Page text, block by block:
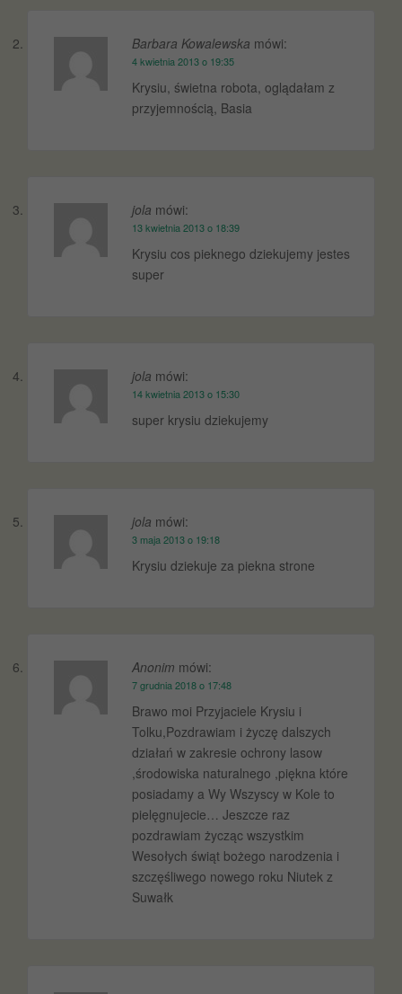
Barbara Kowalewska mówi:
4 kwietnia 2013 o 19:35
Krysiu, świetna robota, oglądałam z
przyjemnością, Basia
jola mówi:
13 kwietnia 2013 o 18:39
Krysiu cos pieknego dziekujemy jestes
super
jola mówi:
14 kwietnia 2013 o 15:30
super krysiu dziekujemy
jola mówi:
3 maja 2013 o 19:18
Krysiu dziekuje za piekna strone
Anonim mówi:
7 grudnia 2018 o 17:48
Brawo moi Przyjaciele Krysiu i
Tolku,Pozdrawiam i życzę dalszych
działań w zakresie ochrony lasow
,środowiska naturalnego ,piękna które
posiadamy a Wy Wszyscy w Kole to
pielęgnujecie… Jeszcze raz
pozdrawiam życząc wszystkim
Wesołych świąt bożego narodzenia i
szczęśliwego nowego roku Niutek z
Suwałk